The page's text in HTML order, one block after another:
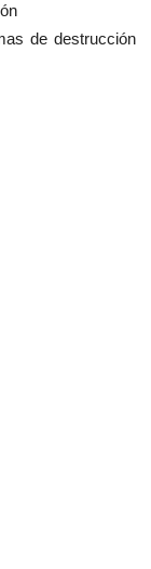
de destrucción